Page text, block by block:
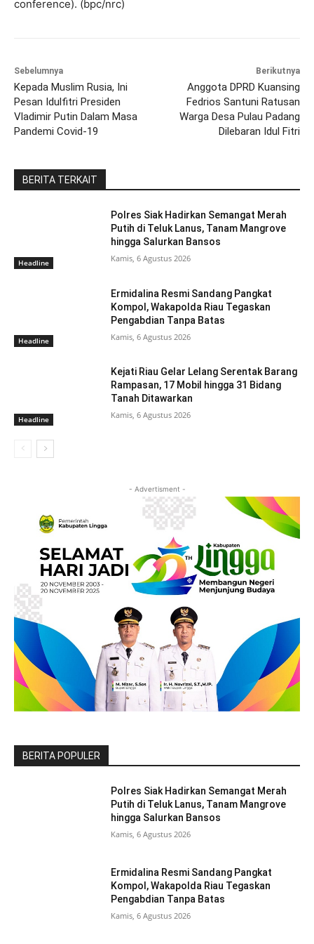
conference). (bpc/nrc)
Sebelumnya
Kepada Muslim Rusia, Ini
Pesan Idulfitri Presiden
Vladimir Putin Dalam Masa
Pandemi Covid-19
Berikutnya
Anggota DPRD Kuansing
Fedrios Santuni Ratusan
Warga Desa Pulau Padang
Dilebaran Idul Fitri
BERITA TERKAIT
Headline
Polres Siak Hadirkan Semangat Merah
Putih di Teluk Lanus, Tanam Mangrove
hingga Salurkan Bansos
Kamis, 6 Agustus 2026
Headline
Ermidalina Resmi Sandang Pangkat
Kompol, Wakapolda Riau Tegaskan
Pengabdian Tanpa Batas
Kamis, 6 Agustus 2026
Headline
Kejati Riau Gelar Lelang Serentak Barang
Rampasan, 17 Mobil hingga 31 Bidang
Tanah Ditawarkan
Kamis, 6 Agustus 2026
- Advertisment -
BERITA POPULER
Polres Siak Hadirkan Semangat Merah
Putih di Teluk Lanus, Tanam Mangrove
hingga Salurkan Bansos
Kamis, 6 Agustus 2026
Ermidalina Resmi Sandang Pangkat
Kompol, Wakapolda Riau Tegaskan
Pengabdian Tanpa Batas
Kamis, 6 Agustus 2026